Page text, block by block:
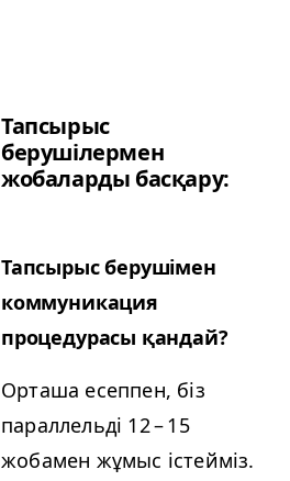
Тапсырыс
берушілермен
жобаларды басқару:
Тапсырыс берушімен
коммуникация
процедурасы қандай?
Орташа есеппен, біз
параллельді 12 – 15
жобамен жұмыс істейміз.